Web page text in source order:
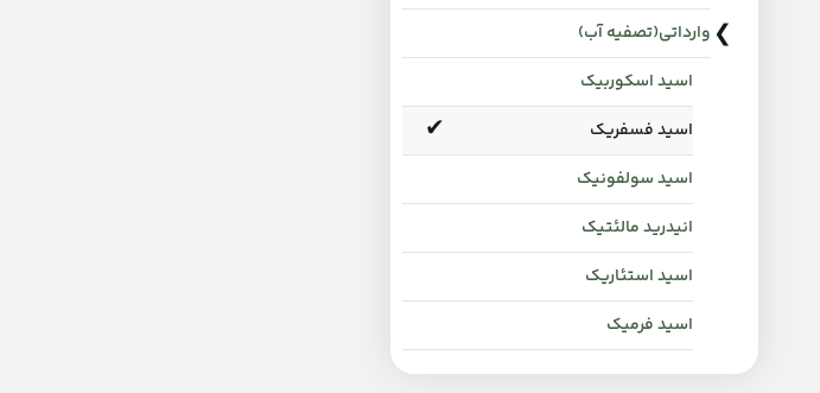
وارداتی(تصفیه آب)
اسید اسکوربیک
اسید فسفریک
اسید سولفونیک
انیدرید مالئتیک
اسید استئاریک
اسید فرمیک